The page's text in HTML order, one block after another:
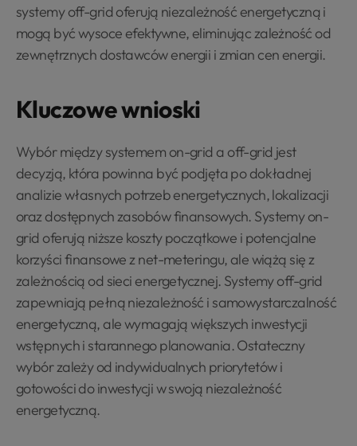
systemy off-grid oferują niezależność energetyczną i
mogą być wysoce efektywne, eliminując zależność od
zewnętrznych dostawców energii i zmian cen energii.
Kluczowe wnioski
Wybór między systemem on-grid a off-grid jest
decyzją, która powinna być podjęta po dokładnej
analizie własnych potrzeb energetycznych, lokalizacji
oraz dostępnych zasobów finansowych. Systemy on-
grid oferują niższe koszty początkowe i potencjalne
korzyści finansowe z net-meteringu, ale wiążą się z
zależnością od sieci energetycznej. Systemy off-grid
zapewniają pełną niezależność i samowystarczalność
energetyczną, ale wymagają większych inwestycji
wstępnych i starannego planowania. Ostateczny
wybór zależy od indywidualnych priorytetów i
gotowości do inwestycji w swoją niezależność
energetyczną.